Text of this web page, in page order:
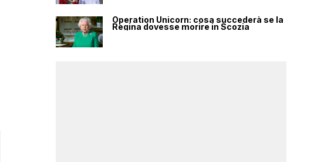
Operation Unicorn: cosa succederà se la
Regina dovesse morire in Scozia